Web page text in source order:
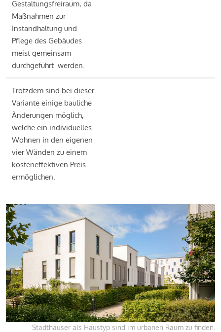
Gestaltungsfreiraum, da
Maßnahmen zur
Instandhaltung und
Pflege des Gebäudes
meist gemeinsam
durchgeführt werden.
Trotzdem sind bei dieser
Variante einige bauliche
Änderungen möglich,
welche ein individuelles
Wohnen in den eigenen
vier Wänden zu einem
kosteneffektiven Preis
ermöglichen.
Stadthäuser als Haustyp sind im urbanen Raum zu finden.